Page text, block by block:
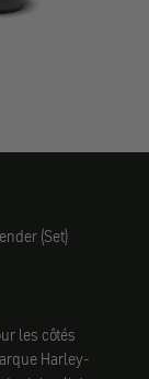
8910
111213
(Set)
les côtés
Harley-